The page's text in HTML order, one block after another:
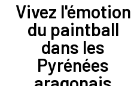
Vivez l'émotion
du paintball
dans les
Pyrénées